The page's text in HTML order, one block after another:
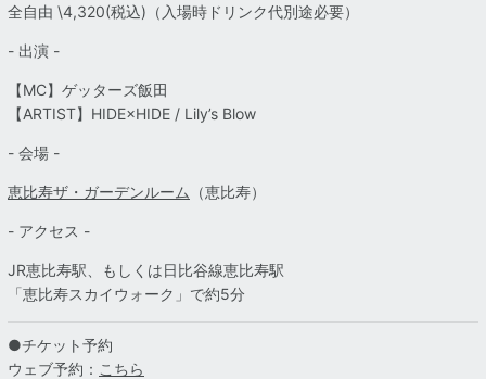
全自由 \4,320(税込) （入場時ドリンク代別途必要）
- 出演 -
【MC】ゲッターズ飯田
【ARTIST】HIDE×HIDE / Lily’s Blow
- 会場 -
恵比寿ザ・ガーデンルーム （恵比寿）
- アクセス -
JR恵比寿駅、もしくは日比谷線恵比寿駅
「恵比寿スカイウォーク」で約5分
●チケット予約
ウェブ予約： こちら